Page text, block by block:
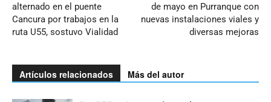
alternado en el puente
Cancura por trabajos en la
ruta U55, sostuvo Vialidad
de mayo en Purranque con
nuevas instalaciones viales y
diversas mejoras
Artículos relacionados Más del autor